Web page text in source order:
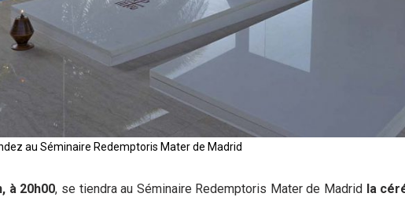
au Séminaire Redemptoris Mater de Madrid
à 20h00, se tiendra au Séminaire Redemptoris Mater de Madrid la